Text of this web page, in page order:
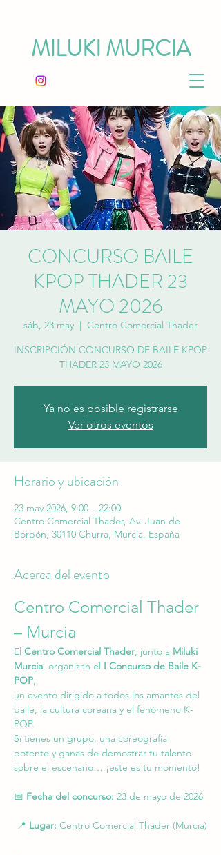
MILUKI MURCIA
CONCURSO BAILE
KPOP THADER 23
MAYO 2026
sáb, 23 may
  |
Centro Comercial Thader
INSCRIPCIÓN CONCURSO DE BAILE KPOP
THADER 23 MAYO 2026
Ya no es posible registrarse
Ver otros eventos
Horario y ubicación
23 may 2026, 9:00 – 22:00
Centro Comercial Thader, Av. Juan de
Borbón, 30110 Churra, Murcia, España
Acerca del evento
Centro Comercial Thader
– Murcia
El Centro Comercial Thader, junto a Miluki
Murcia, organizan el I Concurso de Baile K-
POP,
un evento dirigido a todos los amantes del
baile, la cultura coreana y el fenómeno K-
POP.
Si tienes un grupo, una coreografía
potente y ganas de demostrar tu talento
sobre el escenario… ¡este es tu momento!
📅 Fecha del concurso: 23 de mayo de 2026
📍 Lugar: Centro Comercial Thader (Murcia)